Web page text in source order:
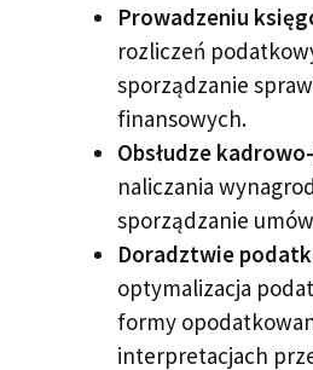
Prowadzeniu
rozliczeń
sporządzanie
finansowych.
Obsłudze
naliczania
sporządzanie
Doradztwie
optymalizacja
formy
interpretacjach